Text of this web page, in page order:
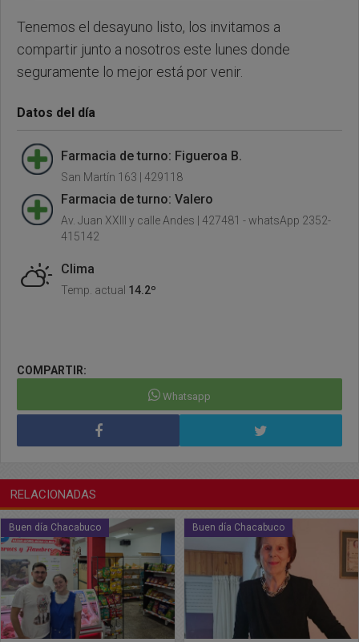
Tenemos el desayuno listo, los invitamos a
compartir junto a nosotros este lunes donde
seguramente lo mejor está por venir.
Datos del día
Farmacia de turno: Figueroa B.
San Martín 163 | 429118
Farmacia de turno: Valero
Av. Juan XXIII y calle Andes | 427481 - whatsApp 2352-
415142
Clima
Temp. actual 14.2º
COMPARTIR:
Whatsapp
RELACIONADAS
Buen día Chacabuco Buen día Chacabuco